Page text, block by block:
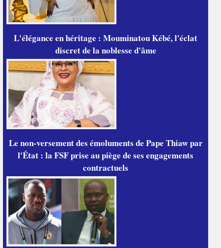
L'élégance en héritage : Mouminatou Kébé, l'éclat
discret de la noblesse d'âme
Le non-versement des émoluments de Pape Thiaw par
l'État : la FSF prise au piège de ses engagements
contractuels